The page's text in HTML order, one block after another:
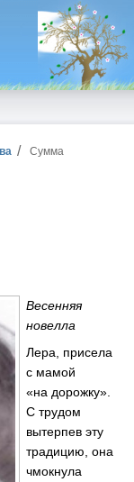
Сумма
Весенняя
новелла
Лера, присела
с мамой
«на дорожку».
С трудом
вытерпев эту
традицию, она
чмокнула